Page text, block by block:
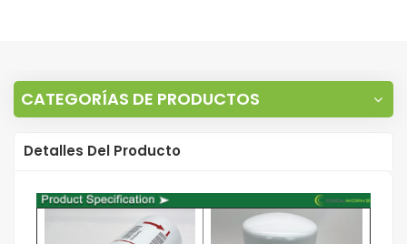
CATEGORÍAS DE PRODUCTOS
Detalles Del Producto